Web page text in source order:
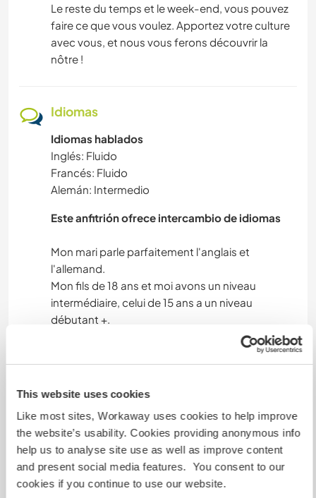
This website uses cookies
Like most sites, Workaway uses cookies to help improve
the website’s usability. Cookies providing anonymous info
help us to analyse site use as well as improve content
and present social media features. You consent to our
cookies if you continue to use our website.
Le reste du temps et le week-end, vous pouvez
faire ce que vous voulez. Apportez votre culture
avec vous, et nous vous ferons découvrir la
nôtre !
Idiomas
Idiomas hablados
Inglés: Fluido
Francés: Fluido
Alemán: Intermedio
Este anfitrión ofrece intercambio de idiomas
Mon mari parle parfaitement l'anglais et
l'allemand.
Mon fils de 18 ans et moi avons un niveau
intermédiaire, celui de 15 ans a un niveau
débutant +.
Bien sûr, nous maîtrisons tous le français !
Alojamiento
We have a house built around 1900. It's
approximately 180 square meters.